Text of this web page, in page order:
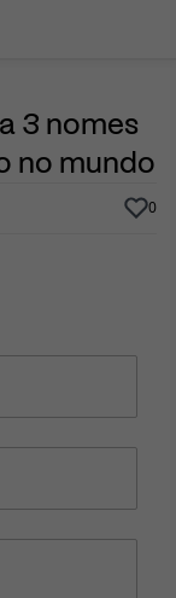
3 nomes
no mundo
0